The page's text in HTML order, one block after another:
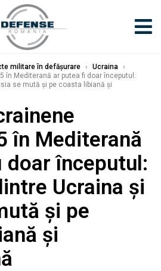
militare în defășurare › Ucraina ›
în Mediterană ar putea fi doar începutul:
se mută și pe coasta libiană și
în Mediterană
doar începutul:
Ucraina și
și pe
și